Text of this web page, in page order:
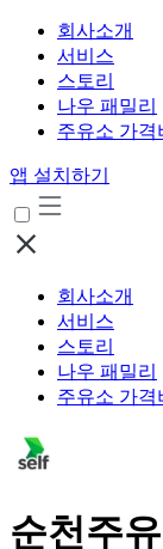
회사소개
서비스
스토리
나우 패밀리
주유소 가격
앱 설치하기
회사소개
서비스
스토리
나우 패밀리
주유소 가격
순천주